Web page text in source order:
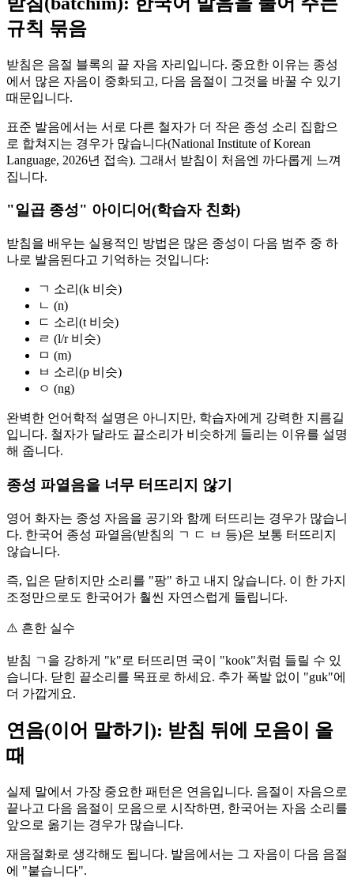
규칙 묶음
받침은 음절 블록의 끝 자음 자리입니다. 중요한 이유는 종성
에서 많은 자음이 중화되고, 다음 음절이 그것을 바꿀 수 있기
때문입니다.
표준 발음에서는 서로 다른 철자가 더 작은 종성 소리 집합으
로 합쳐지는 경우가 많습니다(National Institute of Korean
Language, 2026년 접속). 그래서 받침이 처음엔 까다롭게 느껴
집니다.
"일곱 종성" 아이디어(학습자 친화)
받침을 배우는 실용적인 방법은 많은 종성이 다음 범주 중 하
나로 발음된다고 기억하는 것입니다:
ㄱ 소리(k 비슷)
ㄴ (n)
ㄷ 소리(t 비슷)
ㄹ (l/r 비슷)
ㅁ (m)
ㅂ 소리(p 비슷)
ㅇ (ng)
완벽한 언어학적 설명은 아니지만, 학습자에게 강력한 지름길
입니다. 철자가 달라도 끝소리가 비슷하게 들리는 이유를 설명
해 줍니다.
종성 파열음을 너무 터뜨리지 않기
영어 화자는 종성 자음을 공기와 함께 터뜨리는 경우가 많습니
다. 한국어 종성 파열음(받침의 ㄱ ㄷ ㅂ 등)은 보통 터뜨리지
않습니다.
즉, 입은 닫히지만 소리를 "팡" 하고 내지 않습니다. 이 한 가지
조정만으로도 한국어가 훨씬 자연스럽게 들립니다.
⚠️ 흔한 실수
받침 ㄱ을 강하게 "k"로 터뜨리면 국이 "kook"처럼 들릴 수 있
습니다. 닫힌 끝소리를 목표로 하세요. 추가 폭발 없이 "guk"에
더 가깝게요.
연음(이어 말하기): 받침 뒤에 모음이 올
때
실제 말에서 가장 중요한 패턴은 연음입니다. 음절이 자음으로
끝나고 다음 음절이 모음으로 시작하면, 한국어는 자음 소리를
앞으로 옮기는 경우가 많습니다.
재음절화로 생각해도 됩니다. 발음에서는 그 자음이 다음 음절
에 "붙습니다".